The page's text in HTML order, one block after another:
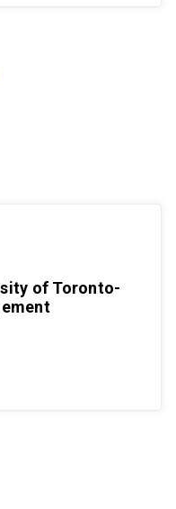
of Toronto-